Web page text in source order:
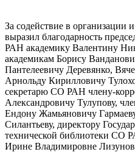
За содействие в организации
выразил благодарность
РАН академику Валентину
академикам Борису
Пантелеевичу Деревянко,
Арнольду Кирилловичу
секретарю СО РАН члену-
Александровичу Тулупову,
Ендону Жамьяновичу
Силантьеву, директору
технической библиотеки СО
Ирине Владимировне